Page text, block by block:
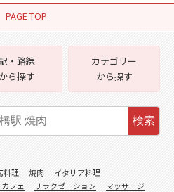
PAGE TOP
・路線
から探す
カテゴリー
から探す
検索
料理 焼肉
イタリア料理
フェ リラクゼーション
マッサージ